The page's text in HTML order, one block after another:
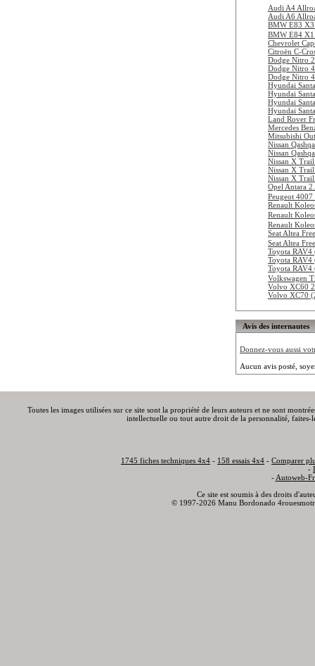
Audi A4
Audi A6
BMW E83
BMW E84
Chevrolet
Citroën C-
Dodge Nitro
Dodge Nitro
Dodge Nitro
Hyundai
Hyundai
Hyundai
Hyundai
Land Rover
Mercedes
Mitsubishi
Nissan
Nissan
Nissan X
Nissan X
Nissan X
Opel Antara
Peugeot 4007
Renault
Renault
Renault
Seat Altea
Seat Altea
Toyota
Toyota RAV4
Toyota RAV4
Volkswagen
Volvo XC60
Volvo XC70
Avis des internautes
Donnez-vous aussi
Aucun avis posté,
Toutes les images utilisées sur ce site sont la propriété de leurs auteurs et ne sont
intellectuelle ou tout autre droit de la personnalité,
1745 fiches techniques 4x4 - 158 essais 4x4 - Comparer
-
- Autoweb-
Ce site est soumis à des droits
© 1997-2026 Manu Bordonado